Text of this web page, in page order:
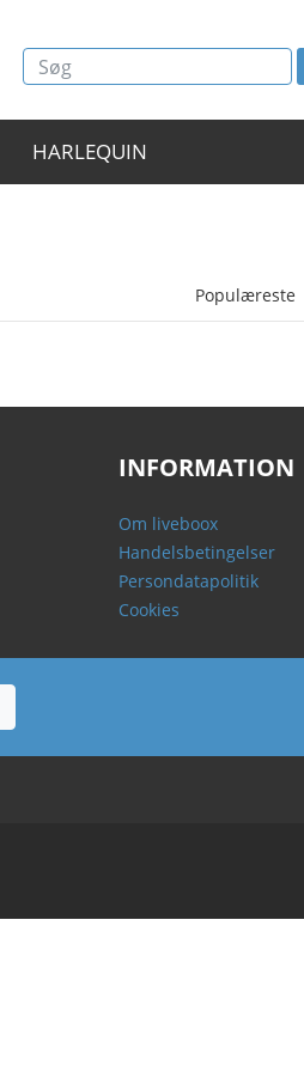
HARLEQUIN
Populæreste
INFORMATION
Om liveboox
Handelsbetingelser
Persondatapolitik
Cookies